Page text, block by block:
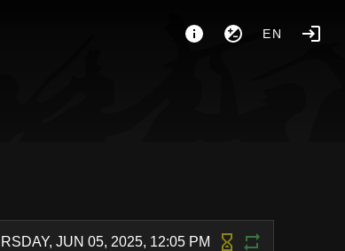
EN
JUN 05, 2025, 12:05 PM